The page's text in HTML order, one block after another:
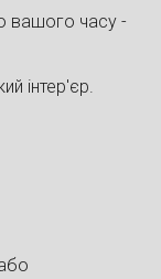
вашого часу -
інтер'єр.